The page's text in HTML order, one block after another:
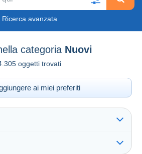
Ricerca avanzata
categoria Nuovi
oggetti trovati
ai miei preferiti